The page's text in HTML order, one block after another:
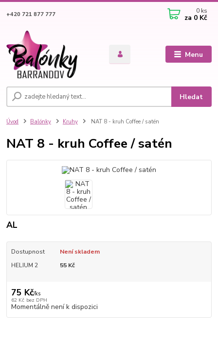
Menu
Hledat
+420 721 877 777 0 ks
za 0 Kč
Úvod Balónky Kruhy NAT 8 - kruh Coffee / satén
NAT 8 - kruh Coffee / satén
AL
Dostupnost
Není skladem
HELIUM 2
55 Kč
75 Kč/ks
62 Kč bez DPH
Momentálně není k dispozici